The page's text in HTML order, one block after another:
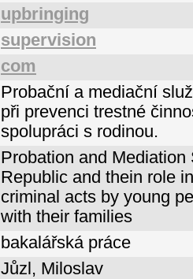
upbringing
supervision
com
Probační a mediační
při prevenci trestné
spolupráci s rodinou.
Probation and
Republic and thein role
criminal acts by young
with their families
bakalářská práce
Jůzl, Miloslav